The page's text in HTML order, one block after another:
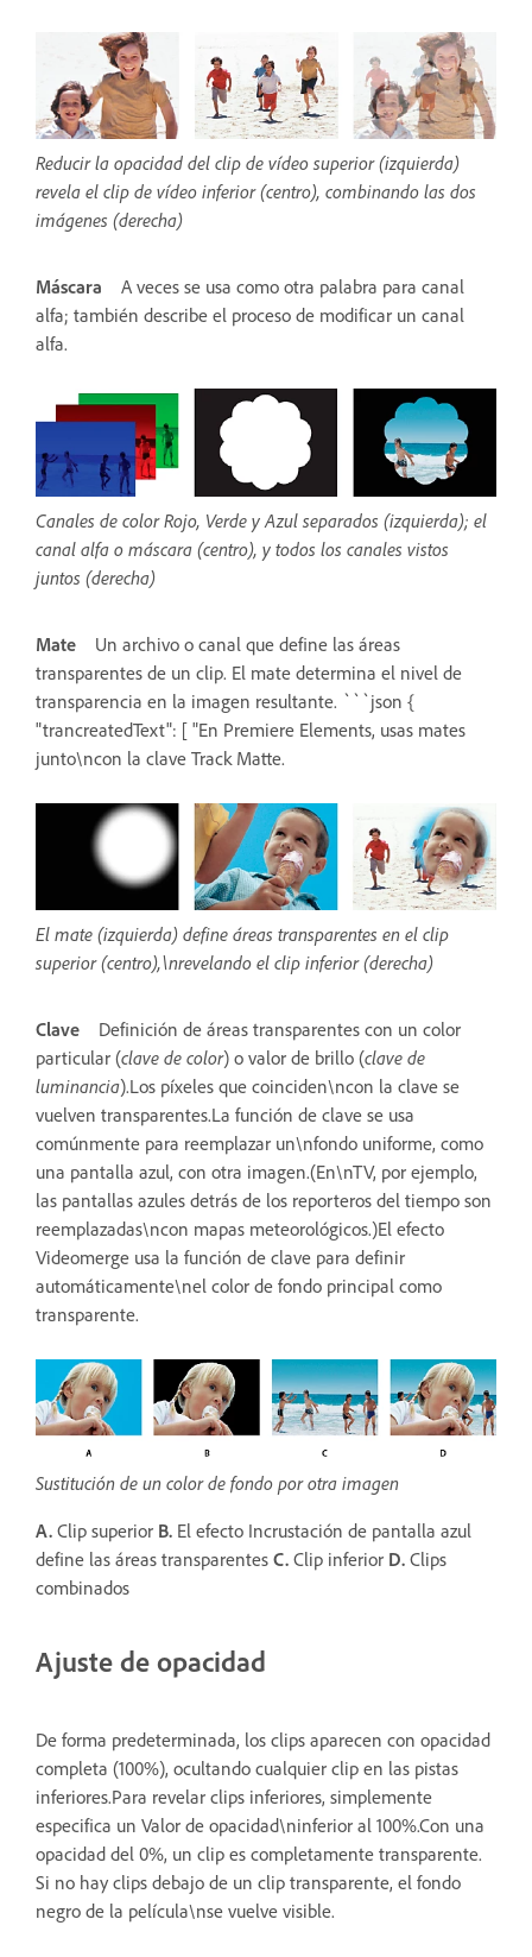
Reducir la opacidad del clip de vídeo superior (izquierda)
revela el clip de vídeo inferior (centro), combinando las dos
imágenes (derecha)
Máscara
A veces se usa como otra palabra para canal
alfa; también describe el proceso de modificar un canal
alfa.
Canales de color Rojo, Verde y Azul separados (izquierda); el
canal alfa o máscara (centro), y todos los canales vistos
juntos (derecha)
Mate
Un archivo o canal que define las áreas
transparentes de un clip. El mate determina el nivel de
transparencia en la imagen resultante. ```json {
"trancreatedText": [ "En Premiere Elements, usas mates
junto\ncon la clave Track Matte.
El mate (izquierda) define áreas transparentes en el clip
superior (centro),\nrevelando el clip inferior (derecha)
Clave
Definición de áreas transparentes con un color
particular (clave de color) o valor de brillo (clave de
luminancia).Los píxeles que coinciden\ncon la clave se
vuelven transparentes.La función de clave se usa
comúnmente para reemplazar un\nfondo uniforme, como
una pantalla azul, con otra imagen.(En\nTV, por ejemplo,
las pantallas azules detrás de los reporteros del tiempo son
reemplazadas\ncon mapas meteorológicos.)El efecto
Videomerge usa la función de clave para definir
automáticamente\nel color de fondo principal como
transparente.
Sustitución de un color de fondo por otra imagen
A. Clip superior B. El efecto Incrustación de pantalla azul
define las áreas transparentes C. Clip inferior D. Clips
combinados
Ajuste de opacidad
De forma predeterminada, los clips aparecen con opacidad
completa (100%), ocultando cualquier clip en las pistas
inferiores.Para revelar clips inferiores, simplemente
especifica un Valor de opacidad\ninferior al 100%.Con una
opacidad del 0%, un clip es completamente transparente.
Si no hay clips debajo de un clip transparente, el fondo
negro de la película\nse vuelve visible.